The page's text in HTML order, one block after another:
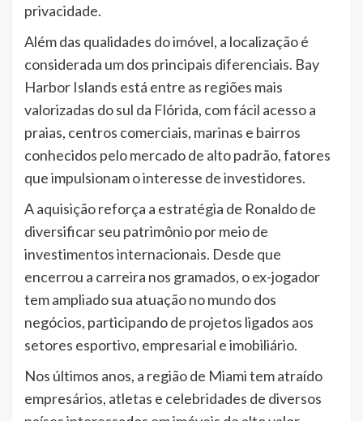
privacidade.
Além das qualidades do imóvel, a localização é
considerada um dos principais diferenciais. Bay
Harbor Islands está entre as regiões mais
valorizadas do sul da Flórida, com fácil acesso a
praias, centros comerciais, marinas e bairros
conhecidos pelo mercado de alto padrão, fatores
que impulsionam o interesse de investidores.
A aquisição reforça a estratégia de Ronaldo de
diversificar seu patrimônio por meio de
investimentos internacionais. Desde que
encerrou a carreira nos gramados, o ex-jogador
tem ampliado sua atuação no mundo dos
negócios, participando de projetos ligados aos
setores esportivo, empresarial e imobiliário.
Nos últimos anos, a região de Miami tem atraído
empresários, atletas e celebridades de diversos